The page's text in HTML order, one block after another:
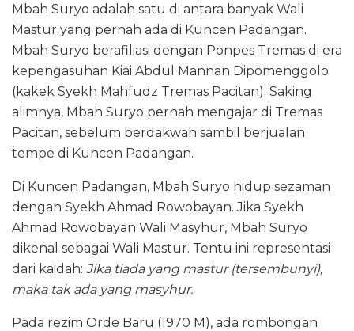
Mbah Suryo adalah satu di antara banyak Wali
Mastur yang pernah ada di Kuncen Padangan.
Mbah Suryo berafiliasi dengan Ponpes Tremas di era
kepengasuhan Kiai Abdul Mannan Dipomenggolo
(kakek Syekh Mahfudz Tremas Pacitan). Saking
alimnya, Mbah Suryo pernah mengajar di Tremas
Pacitan, sebelum berdakwah sambil berjualan
tempe di Kuncen Padangan.
Di Kuncen Padangan, Mbah Suryo hidup sezaman
dengan Syekh Ahmad Rowobayan. Jika Syekh
Ahmad Rowobayan Wali Masyhur, Mbah Suryo
dikenal sebagai Wali Mastur. Tentu ini representasi
dari kaidah: Jika tiada yang mastur (tersembunyi),
maka tak ada yang masyhur.
Pada rezim Orde Baru (1970 M), ada rombongan